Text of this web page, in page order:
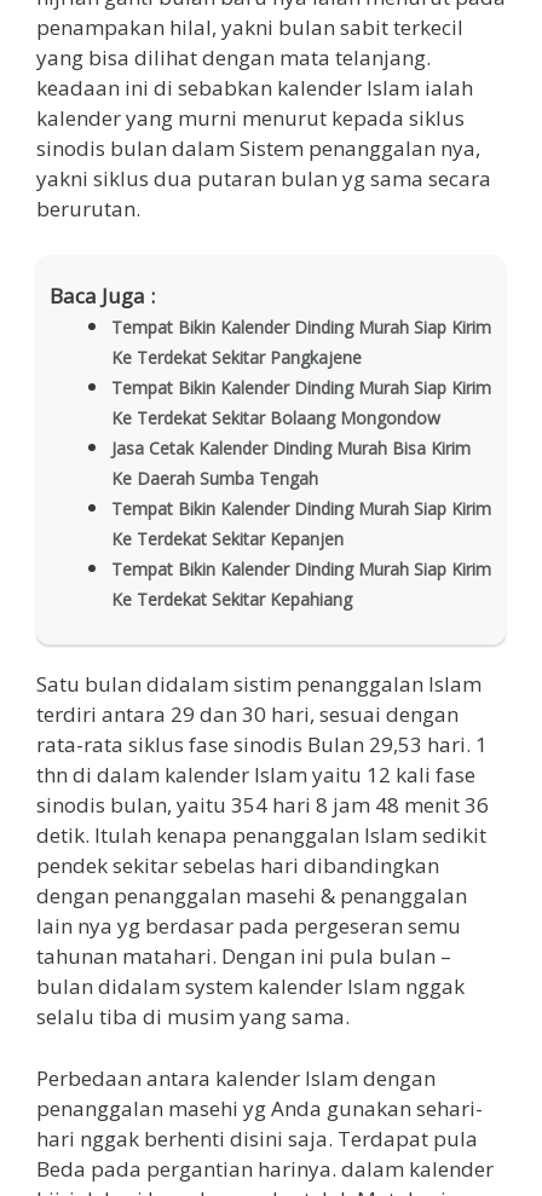
penampakan hilal, yakni bulan sabit terkecil
yang bisa dilihat dengan mata telanjang.
keadaan ini di sebabkan kalender Islam ialah
kalender yang murni menurut kepada siklus
sinodis bulan dalam Sistem penanggalan nya,
yakni siklus dua putaran bulan yg sama secara
berurutan.
Baca Juga :
Tempat Bikin Kalender Dinding Murah Siap Kirim
Ke Terdekat Sekitar Pangkajene
Tempat Bikin Kalender Dinding Murah Siap Kirim
Ke Terdekat Sekitar Bolaang Mongondow
Jasa Cetak Kalender Dinding Murah Bisa Kirim
Ke Daerah Sumba Tengah
Tempat Bikin Kalender Dinding Murah Siap Kirim
Ke Terdekat Sekitar Kepanjen
Tempat Bikin Kalender Dinding Murah Siap Kirim
Ke Terdekat Sekitar Kepahiang
Satu bulan didalam sistim penanggalan Islam
terdiri antara 29 dan 30 hari, sesuai dengan
rata-rata siklus fase sinodis Bulan 29,53 hari. 1
thn di dalam kalender Islam yaitu 12 kali fase
sinodis bulan, yaitu 354 hari 8 jam 48 menit 36
detik. Itulah kenapa penanggalan Islam sedikit
pendek sekitar sebelas hari dibandingkan
dengan penanggalan masehi & penanggalan
lain nya yg berdasar pada pergeseran semu
tahunan matahari. Dengan ini pula bulan –
bulan didalam system kalender Islam nggak
selalu tiba di musim yang sama.
Perbedaan antara kalender Islam dengan
penanggalan masehi yg Anda gunakan sehari-
hari nggak berhenti disini saja. Terdapat pula
Beda pada pergantian harinya. dalam kalender